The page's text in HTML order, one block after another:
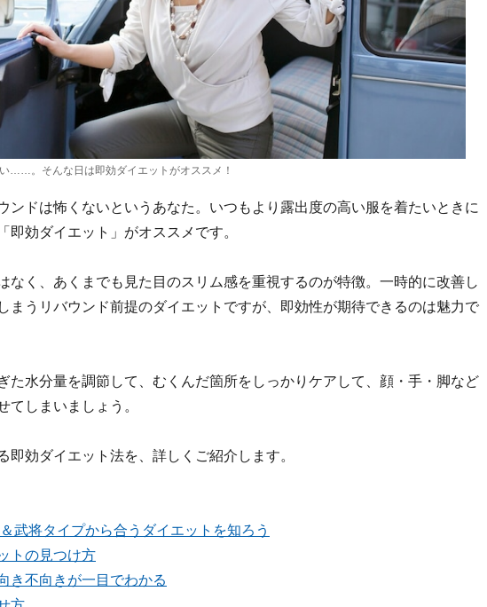
……。そんな日は即効ダイエットがオススメ！
ンドは怖くないというあなた。いつもより露出度の高い服を着たいときに
即効ダイエット」がオススメです。
なく、あくまでも見た目のスリム感を重視するのが特徴。一時的に改善し
まうリバウンド前提のダイエットですが、即効性が期待できるのは魅力で
た水分量を調節して、むくんだ箇所をしっかりケアして、顔・手・脚など
てしまいましょう。
即効ダイエット法を、詳しくご紹介します。
武将タイプから合うダイエットを知ろう
トの見つけ方
き不向きが一目でわかる